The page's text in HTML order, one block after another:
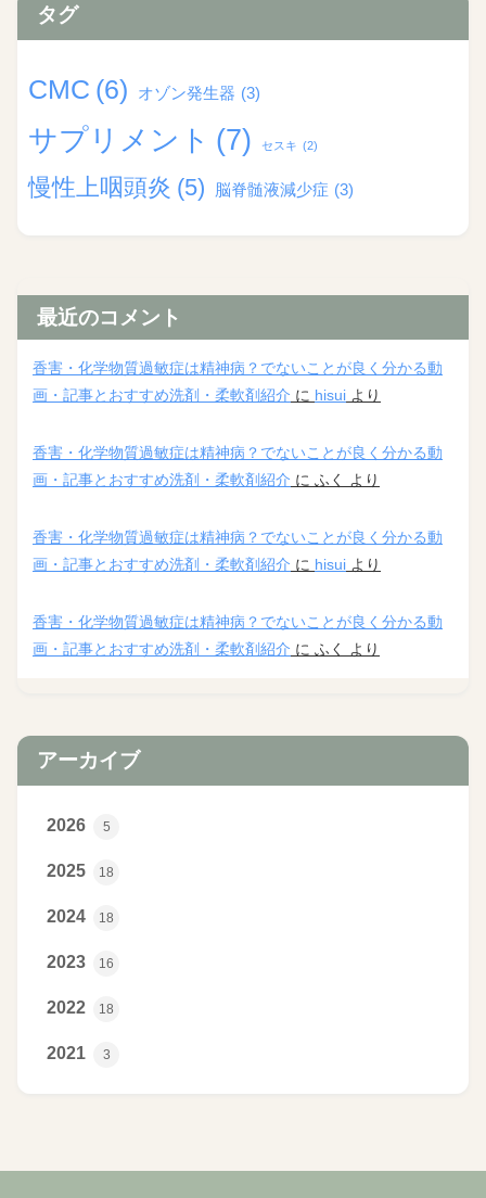
タグ
CMC (6) オゾン発生器 (3)
サプリメント (7) セスキ (2)
慢性上咽頭炎 (5) 脳脊髄液減少症 (3)
最近のコメント
香害・化学物質過敏症は精神病？でないことが良く分かる動
画・記事とおすすめ洗剤・柔軟剤紹介 に hisui より
香害・化学物質過敏症は精神病？でないことが良く分かる動
画・記事とおすすめ洗剤・柔軟剤紹介 に ふく より
香害・化学物質過敏症は精神病？でないことが良く分かる動
画・記事とおすすめ洗剤・柔軟剤紹介 に hisui より
香害・化学物質過敏症は精神病？でないことが良く分かる動
画・記事とおすすめ洗剤・柔軟剤紹介 に ふく より
アーカイブ
2026 5
2025 18
2024 18
2023 16
2022 18
2021 3